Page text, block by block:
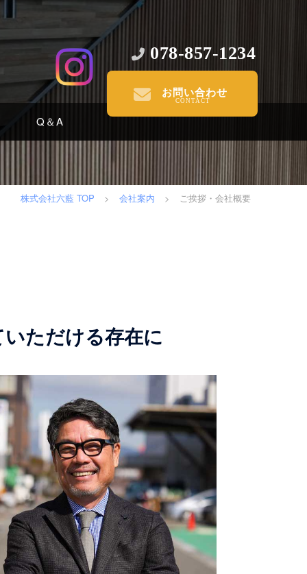
078-857-1234
Q＆A
お問い合わせ
株式会社六藍 TOP > 会社案内 > ご挨拶・会社概要
ただける存在に